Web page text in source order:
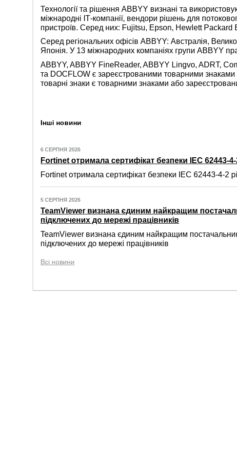
Технології та рішення ABBYY визнані та
міжнародні ІТ-компанії, вендори рішень для
пристроїв. Серед них: Fujitsu, Epson, Hewlett Packard
Серед регіональних офісів ABBYY: Австралія,
Японія. У 13 міжнародних компаніях групи ABBYY
ABBYY, ABBYY FineReader, ABBYY Lingvo, ADRT,
та DOCFLOW є зареєстрованими товарними
товарні знаки є товарними знаками або
Інші новини
6 СЕРПНЯ 2026
Fortinet отримала сертифікат безпеки IEC 62443-
Fortinet отримала сертифікат безпеки IEC 62443-4-2
5 СЕРПНЯ 2026
TeamViewer визнана єдиним найкращим
підключених до мережі працівників
TeamViewer визнана єдиним найкращим
підключених до мережі працівників
Всі новини